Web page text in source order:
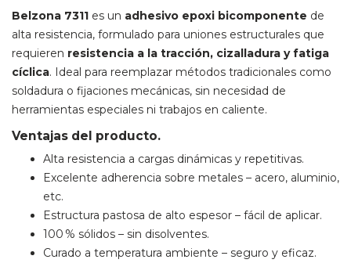
Belzona 7311 es un adhesivo epoxi bicomponente de
alta resistencia, formulado para uniones estructurales que
requieren resistencia a la tracción, cizalladura y fatiga
cíclica. Ideal para reemplazar métodos tradicionales como
soldadura o fijaciones mecánicas, sin necesidad de
herramientas especiales ni trabajos en caliente.
Ventajas del producto.
Alta resistencia a cargas dinámicas y repetitivas.
Excelente adherencia sobre metales – acero, aluminio,
etc.
Estructura pastosa de alto espesor – fácil de aplicar.
100 % sólidos – sin disolventes.
Curado a temperatura ambiente – seguro y eficaz.